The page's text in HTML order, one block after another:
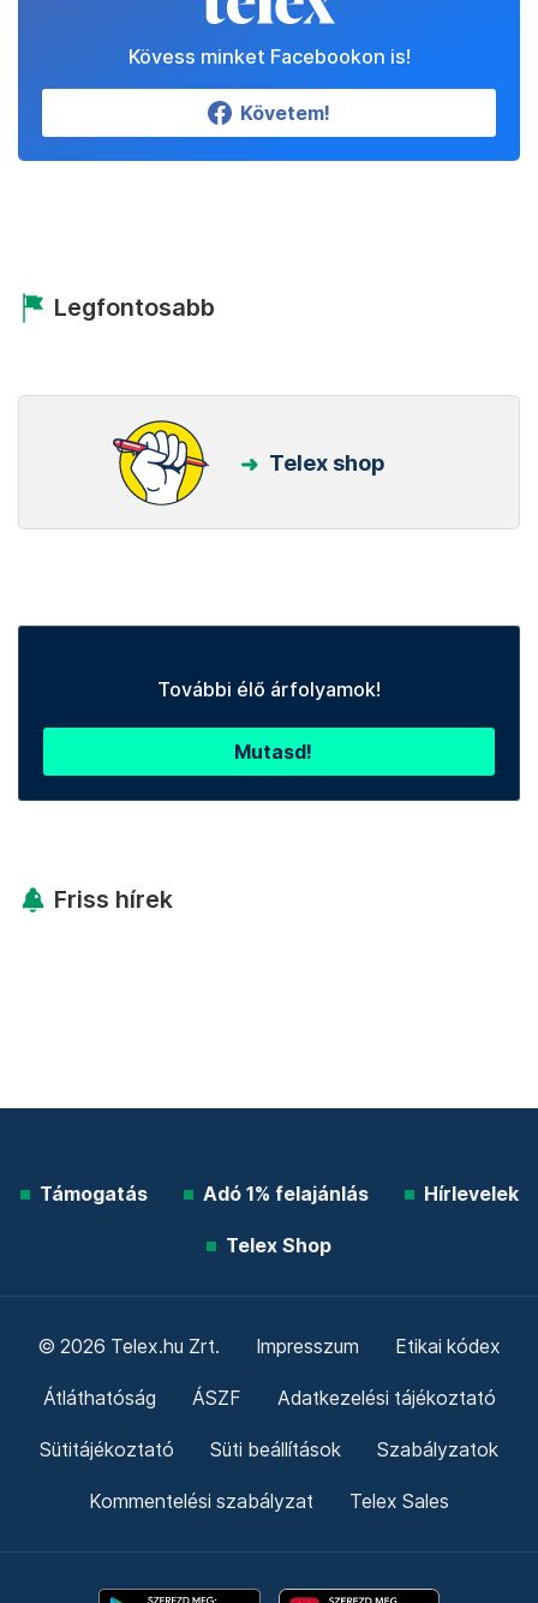
Kövess minket Facebookon is!
Követem!
Legfontosabb
Telex shop
További élő árfolyamok!
Mutasd!
Friss hírek
Támogatás Adó 1% felajánlás Hírlevelek
Telex Shop
© 2026 Telex.hu Zrt. Impresszum Etikai kódex
Átláthatóság ÁSZF Adatkezelési tájékoztató
Sütitájékoztató Süti beállítások Szabályzatok
Kommentelési szabályzat Telex Sales